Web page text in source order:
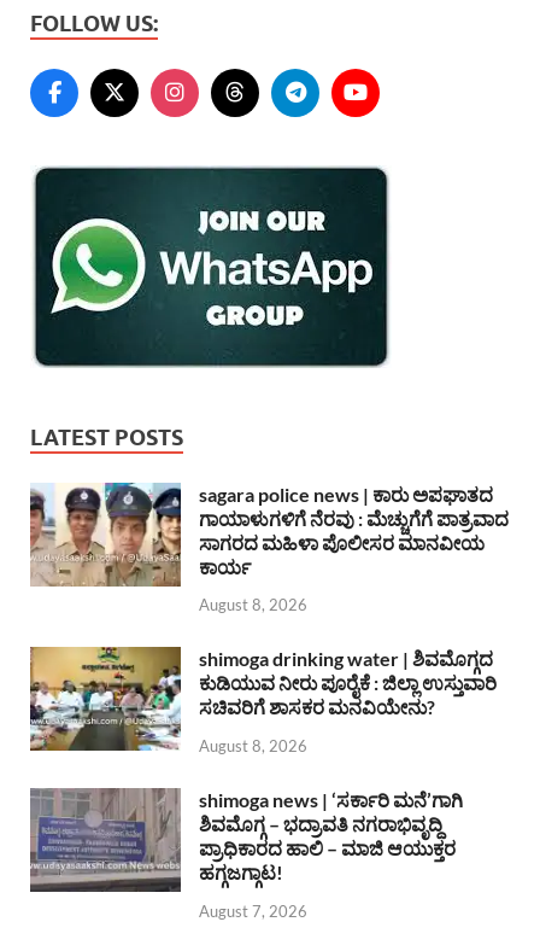
FOLLOW US:
LATEST POSTS
sagara police news | ಕಾರು ಅಪಘಾತದ
ಗಾಯಾಳುಗಳಿಗೆ ನೆರವು : ಮೆಚ್ಚುಗೆಗೆ ಪಾತ್ರವಾದ
ಸಾಗರದ ಮಹಿಳಾ ಪೊಲೀಸರ ಮಾನವೀಯ
ಕಾರ್ಯ
August 8, 2026
shimoga drinking water | ಶಿವಮೊಗ್ಗದ
ಕುಡಿಯುವ ನೀರು ಪೂರೈಕೆ : ಜಿಲ್ಲಾ ಉಸ್ತುವಾರಿ
ಸಚಿವರಿಗೆ ಶಾಸಕರ ಮನವಿಯೇನು?
August 8, 2026
shimoga news | ‘ಸರ್ಕಾರಿ ಮನೆ’ಗಾಗಿ
ಶಿವಮೊಗ್ಗ – ಭದ್ರಾವತಿ ನಗರಾಭಿವೃದ್ದಿ
ಪ್ರಾಧಿಕಾರದ ಹಾಲಿ – ಮಾಜಿ ಆಯುಕ್ತರ
ಹಗ್ಗಜಗ್ಗಾಟ!
August 7, 2026